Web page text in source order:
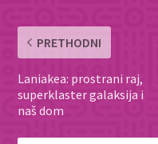
PRETHODNI
Laniakea: prostrani raj,
superklaster galaksija i
naš dom